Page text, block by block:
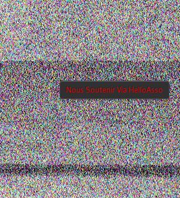
Nous Soutenir Via HelloAsso